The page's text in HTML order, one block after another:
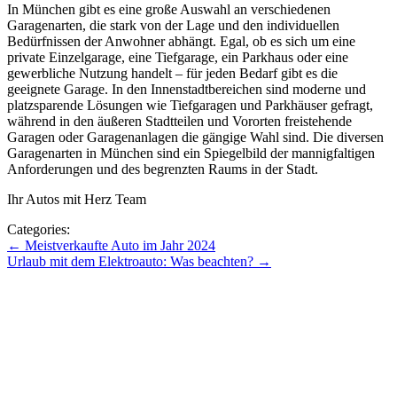
In München gibt es eine große Auswahl an verschiedenen
Garagenarten, die stark von der Lage und den individuellen
Bedürfnissen der Anwohner abhängt. Egal, ob es sich um eine
private Einzelgarage, eine Tiefgarage, ein Parkhaus oder eine
gewerbliche Nutzung handelt – für jeden Bedarf gibt es die
geeignete Garage. In den Innenstadtbereichen sind moderne und
platzsparende Lösungen wie Tiefgaragen und Parkhäuser gefragt,
während in den äußeren Stadtteilen und Vororten freistehende
Garagen oder Garagenanlagen die gängige Wahl sind. Die diversen
Garagenarten in München sind ein Spiegelbild der mannigfaltigen
Anforderungen und des begrenzten Raums in der Stadt.
Ihr Autos mit Herz Team
Categories:
Beitragsnavigation
← Meistverkaufte Auto im Jahr 2024
Urlaub mit dem Elektroauto: Was beachten? →